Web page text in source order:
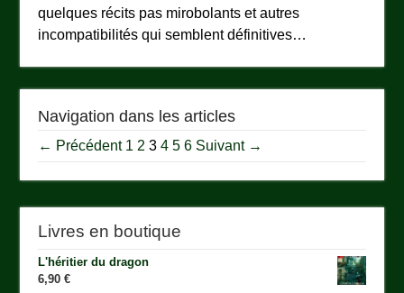
quelques récits pas mirobolants et autres
incompatibilités qui semblent définitives…
Navigation dans les articles
← Précédent 1 2 3 4 5 6 Suivant →
Livres en boutique
L'héritier du dragon
6,90€